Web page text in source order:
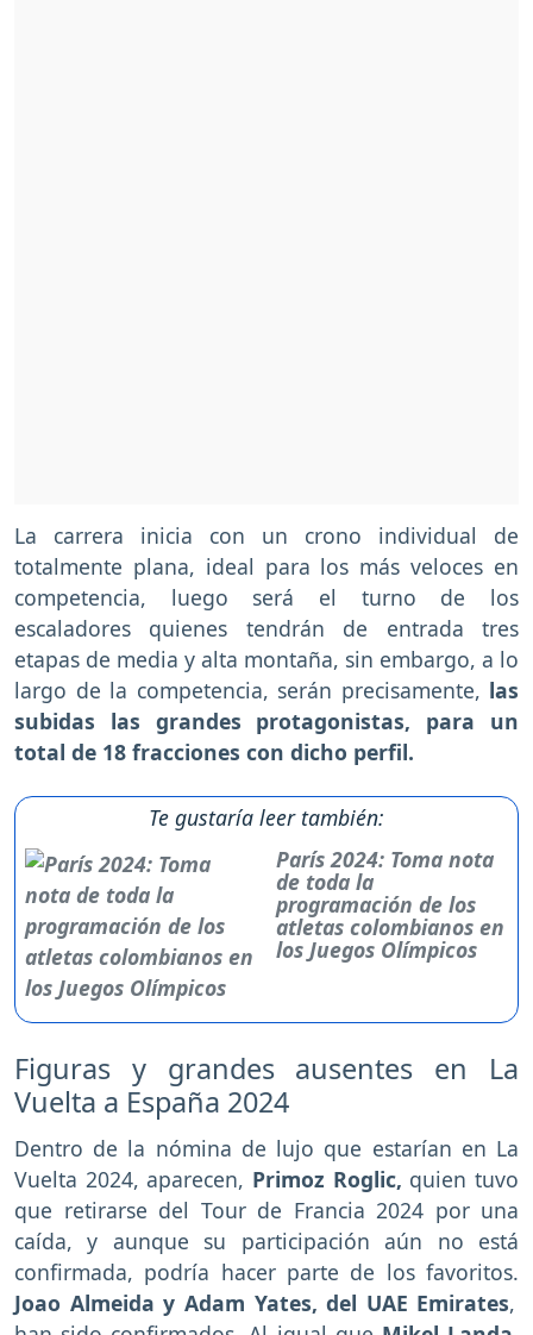
La carrera inicia con un crono individual de
totalmente plana, ideal para los más veloces en
competencia, luego será el turno de los
escaladores quienes tendrán de entrada tres
etapas de media y alta montaña, sin embargo, a lo
largo de la competencia, serán precisamente, las
subidas las grandes protagonistas, para un
total de 18 fracciones con dicho perfil.
Te gustaría leer también:
París 2024: Toma nota
de toda la
programación de los
atletas colombianos en
los Juegos Olímpicos
Figuras y grandes ausentes en La
Vuelta a España 2024
Dentro de la nómina de lujo que estarían en La
Vuelta 2024, aparecen, Primoz Roglic, quien tuvo
que retirarse del Tour de Francia 2024 por una
caída, y aunque su participación aún no está
confirmada, podría hacer parte de los favoritos.
Joao Almeida y Adam Yates, del UAE Emirates,